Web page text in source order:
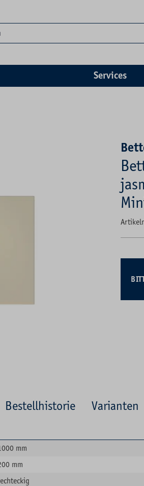
Services
Bestellhistorie
Varianten
mm
mm